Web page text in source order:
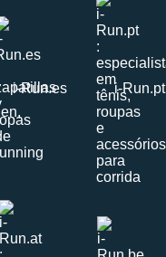
i-Run.es i-Run.pt